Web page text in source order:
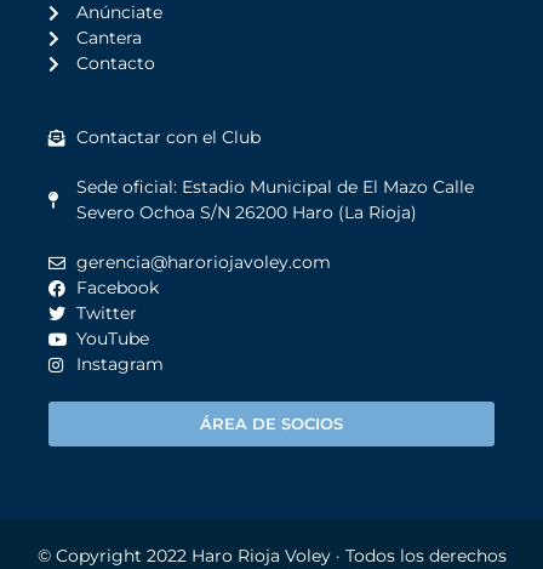
Anúnciate
Cantera
Contacto
Contactar con el Club
Sede oficial: Estadio Municipal de El Mazo Calle
Severo Ochoa S/N 26200 Haro (La Rioja)
gerencia@haroriojavoley.com
Facebook
Twitter
YouTube
Instagram
ÁREA DE SOCIOS
© Copyright 2022 Haro Rioja Voley· Todos los derechos